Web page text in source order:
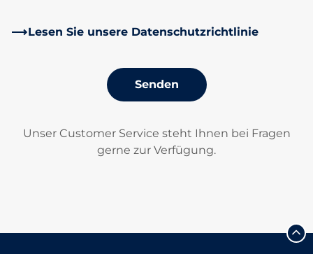
Lesen Sie unsere Datenschutzrichtlinie
Senden
Unser Customer Service steht Ihnen bei Fragen
gerne zur Verfügung.